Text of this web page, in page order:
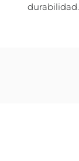
durabilidad.